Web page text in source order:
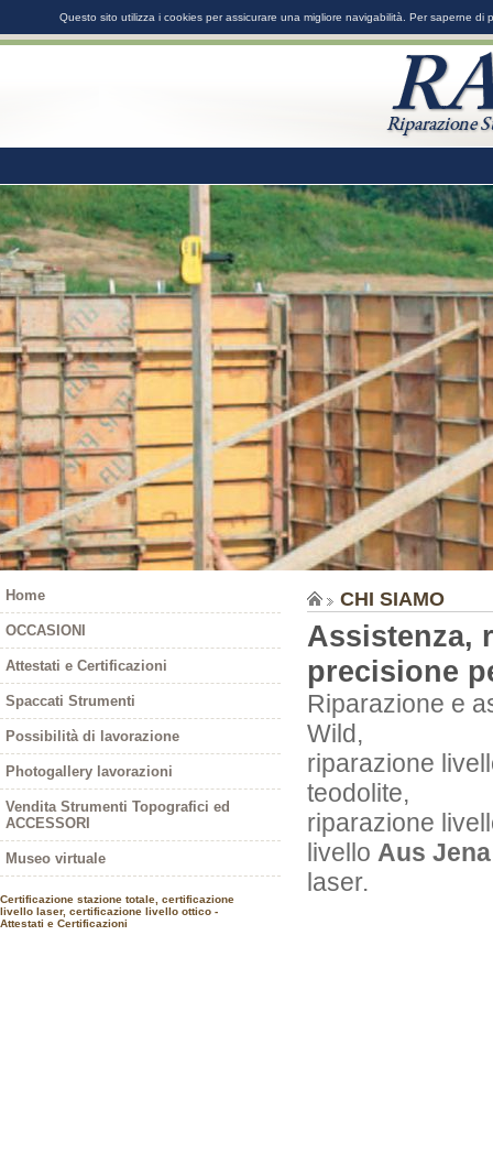
Questo sito utilizza i cookies per assicurare una migliore navigabilità. Per saperne di
CHI SIAMO
Assistenza,
precisione
Riparazione e
Wild,
riparazione
teodolite,
riparazione
livello Aus Jena
laser.
Home
OCCASIONI
Attestati e Certificazioni
Spaccati Strumenti
Possibilità di lavorazione
Photogallery lavorazioni
Vendita Strumenti Topografici ed
ACCESSORI
Museo virtuale
Certificazione stazione totale, certificazione
livello laser, certificazione livello ottico -
Attestati e Certificazioni